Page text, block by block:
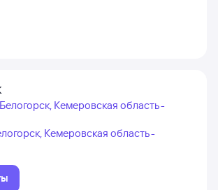
Кемеровская область -
Кемеровская область -